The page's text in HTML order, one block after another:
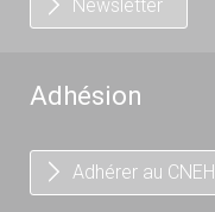
Newsletter
Adhésion
Adhérer au CNEH